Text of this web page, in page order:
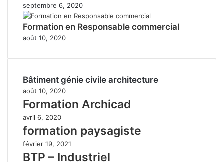
septembre 6, 2020
Formation en Responsable commercial
août 10, 2020
Bâtiment génie civile architecture
août 10, 2020
Formation Archicad
avril 6, 2020
formation paysagiste
février 19, 2021
BTP – Industriel